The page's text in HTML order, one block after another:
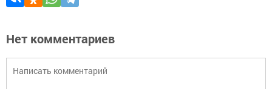
Нет комментариев